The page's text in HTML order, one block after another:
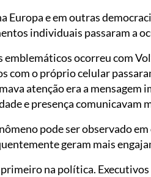
Europa e em outras
individuais passaram a
emblemáticos ocorreu com
com o próprio celular
atenção era a
e presença comunicavam
pode ser observado
geram mais
na política.